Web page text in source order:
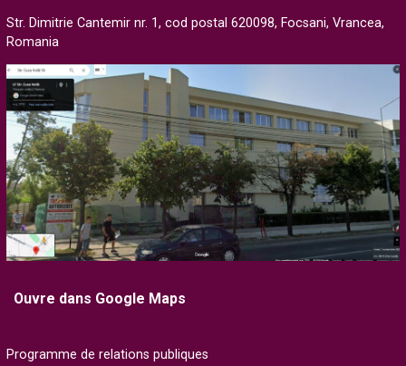
Str. Dimitrie Cantemir nr. 1, cod postal 620098, Focsani, Vrancea,
Romania
Ouvre dans Google Maps
Programme de relations publiques